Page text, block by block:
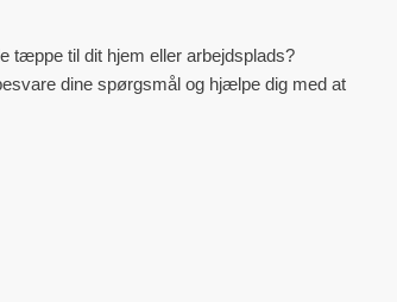
tæppe til dit hjem eller arbejdsplads?
dine spørgsmål og hjælpe dig med at